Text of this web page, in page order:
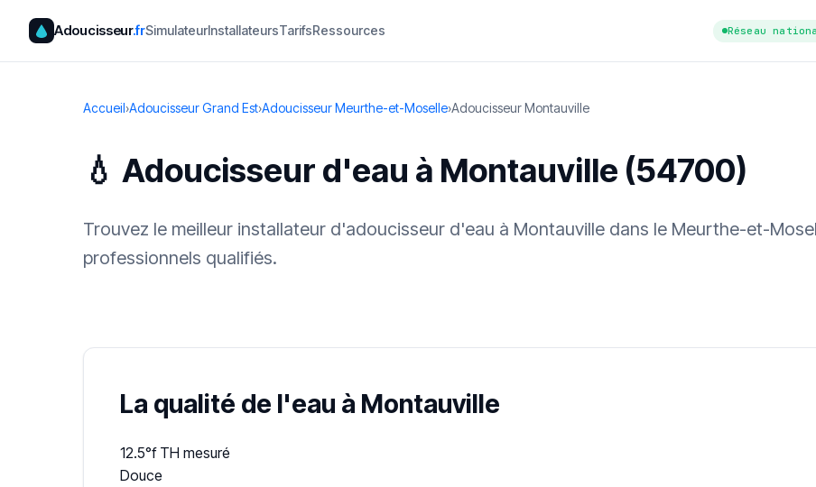
Adoucisseur.frSimulateurInstallateursTarifsRessources Réseau
Accueil›Adoucisseur Grand Est›Adoucisseur Meurthe-et-Moselle›Adoucisseur Montauville
💧 Adoucisseur d'eau à Montauville (54700)
Trouvez le meilleur installateur d'adoucisseur d'eau à Montauville dans le Meurthe-et-
professionnels qualifiés.
La qualité de l'eau à Montauville
12.5°f TH mesuré
Douce